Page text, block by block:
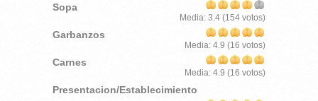
Sopa
Media: 3.4 (154 votos)
Garbanzos
Media: 4.9 (16 votos)
Carnes
Media: 4.9 (16 votos)
Presentacion/Establecimiento